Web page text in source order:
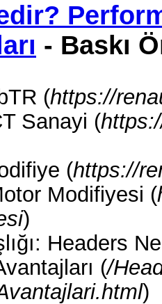
- Baskı
(https://
Sanayi (
(https://
Modifiyesi (
)
Headers
(/
)